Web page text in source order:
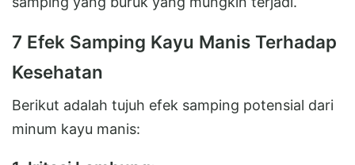
7 Efek Samping Kayu Manis Terhadap
Kesehatan
Berikut adalah tujuh efek samping potensial dari
minum kayu manis: